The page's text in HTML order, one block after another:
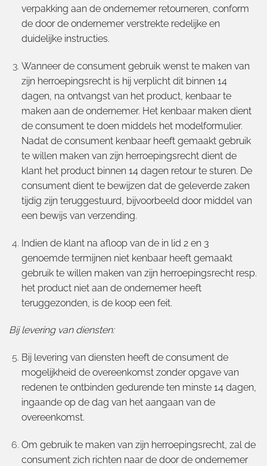
verpakking aan de ondernemer retourneren, conform
de door de ondernemer verstrekte redelijke en
duidelijke instructies.
Wanneer de consument gebruik wenst te maken van
zijn herroepingsrecht is hij verplicht dit binnen 14
dagen, na ontvangst van het product, kenbaar te
maken aan de ondernemer. Het kenbaar maken dient
de consument te doen middels het modelformulier.
Nadat de consument kenbaar heeft gemaakt gebruik
te willen maken van zijn herroepingsrecht dient de
klant het product binnen 14 dagen retour te sturen. De
consument dient te bewijzen dat de geleverde zaken
tijdig zijn teruggestuurd, bijvoorbeeld door middel van
een bewijs van verzending.
Indien de klant na afloop van de in lid 2 en 3
genoemde termijnen niet kenbaar heeft gemaakt
gebruik te willen maken van zijn herroepingsrecht resp.
het product niet aan de ondernemer heeft
teruggezonden, is de koop een feit.
Bij levering van diensten:
Bij levering van diensten heeft de consument de
mogelijkheid de overeenkomst zonder opgave van
redenen te ontbinden gedurende ten minste 14 dagen,
ingaande op de dag van het aangaan van de
overeenkomst.
Om gebruik te maken van zijn herroepingsrecht, zal de
consument zich richten naar de door de ondernemer